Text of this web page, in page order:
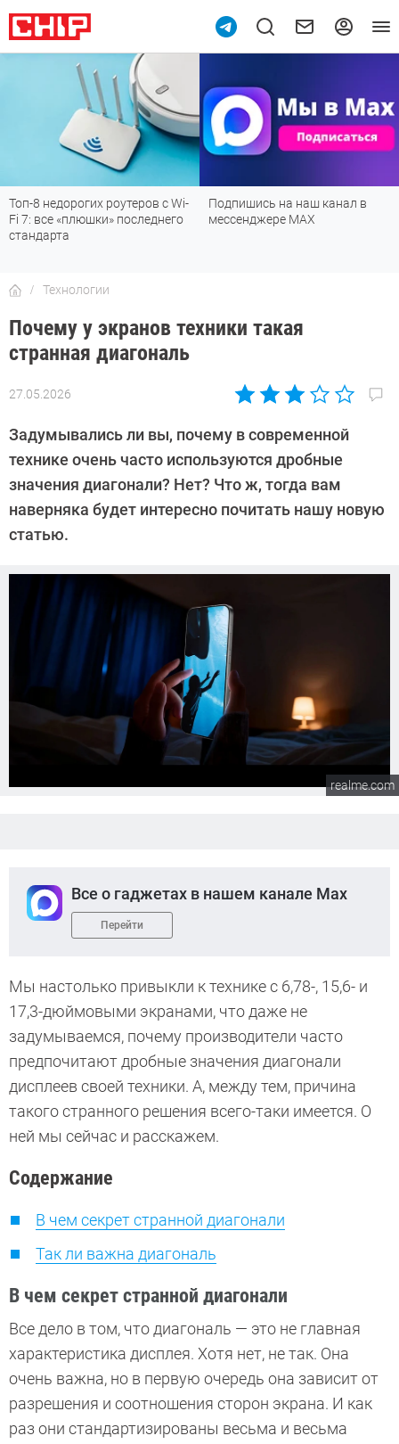
Топ-8 недорогих роутеров с Wi-
Fi 7: все «плюшки» последнего
стандарта
Подпишись на наш канал в
мессенджере МАХ
Технологии
Почему у экранов техники такая
странная диагональ
27.05.2026
Автор:
Задумывались ли вы, почему в современной
технике очень часто используются дробные
значения диагонали? Нет? Что ж, тогда вам
наверняка будет интересно почитать нашу новую
статью.
realme.com
Все о гаджетах в нашем канале Max
Перейти
Мы настолько привыкли к технике с 6,78-, 15,6- и
17,3-дюймовыми экранами, что даже не
задумываемся, почему производители часто
предпочитают дробные значения диагонали
дисплеев своей техники. А, между тем, причина
такого странного решения всего-таки имеется. О
ней мы сейчас и расскажем.
Содержание
В чем секрет странной диагонали
Так ли важна диагональ
В чем секрет странной диагонали
Все дело в том, что диагональ — это не главная
характеристика дисплея. Хотя нет, не так. Она
очень важна, но в первую очередь она зависит от
разрешения и соотношения сторон экрана. И как
раз они стандартизированы весьма и весьма